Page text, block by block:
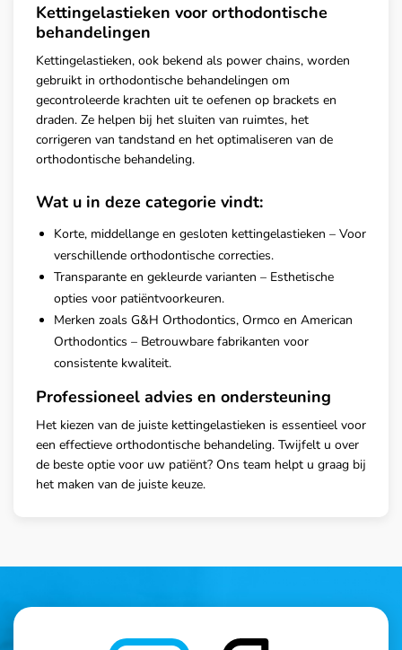
Kettingelastieken voor orthodontische
behandelingen
Kettingelastieken, ook bekend als power chains, worden
gebruikt in orthodontische behandelingen om
gecontroleerde krachten uit te oefenen op brackets en
draden. Ze helpen bij het sluiten van ruimtes, het
corrigeren van tandstand en het optimaliseren van de
orthodontische behandeling.
Wat u in deze categorie vindt:
Korte, middellange en gesloten kettingelastieken – Voor
verschillende orthodontische correcties.
Transparante en gekleurde varianten – Esthetische
opties voor patiëntvoorkeuren.
Merken zoals G&H Orthodontics, Ormco en American
Orthodontics – Betrouwbare fabrikanten voor
consistente kwaliteit.
Professioneel advies en ondersteuning
Het kiezen van de juiste kettingelastieken is essentieel voor
een effectieve orthodontische behandeling. Twijfelt u over
de beste optie voor uw patiënt? Ons team helpt u graag bij
het maken van de juiste keuze.